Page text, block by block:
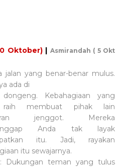
Oktober)| Asmirandah ( 5 Okt
jalan yang benar-benar mulus.
ada di
Kebahagiaan yang
membuat pihak lain
jenggot. Mereka
Anda tak layak
itu. Jadi, rayakan
itu sewajarnya.
: Dukungan teman yang tulus